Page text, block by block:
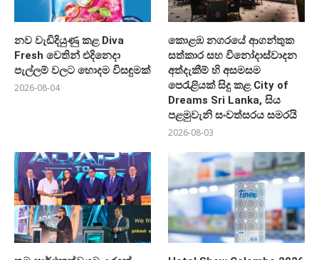
නව වැඩිදියුණු කළ Diva
Fresh වෙතින් එදිනෙදා
පැල්ලම් වලට හොදම විසඳුමක්
2026-08-04
කොළඹ නගරයේ ආගන්තුක
සත්කාර සහ විනෝදාස්වාදන
අත්දැකීම් හි අසමසම
පෙරැළියක් සිදු කළ City of
Dreams Sri Lanka, සිය
පළමුවැනි සංවත්සරය සමරයි
2026-08-03